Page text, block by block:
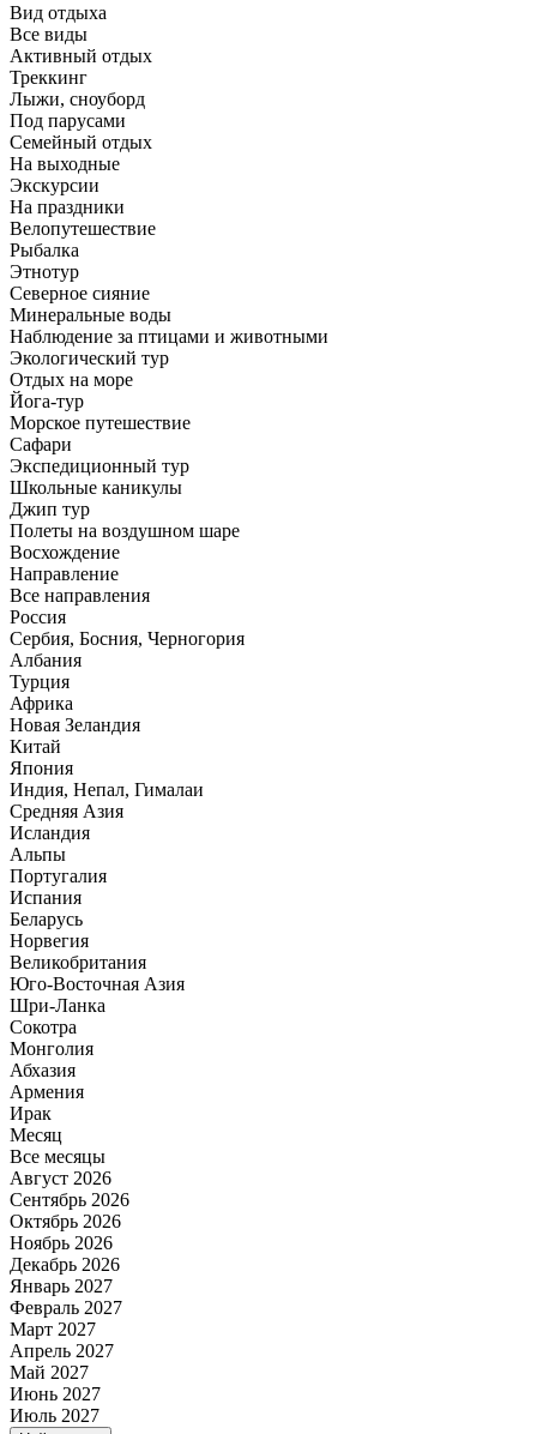
Вид отдыха
Все виды
Активный отдых
Треккинг
Лыжи, сноуборд
Под парусами
Семейный отдых
На выходные
Экскурсии
На праздники
Велопутешествие
Рыбалка
Этнотур
Северное сияние
Минеральные воды
Наблюдение за птицами и животными
Экологический тур
Отдых на море
Йога-тур
Морское путешествие
Сафари
Экспедиционный тур
Школьные каникулы
Джип тур
Полеты на воздушном шаре
Восхождение
Направлениe
Все направления
Россия
Сербия, Босния, Черногория
Албания
Турция
Африка
Новая Зеландия
Китай
Япония
Индия, Непал, Гималаи
Средняя Азия
Исландия
Альпы
Португалия
Испания
Беларусь
Норвегия
Великобритания
Юго-Восточная Азия
Шри-Ланка
Сокотра
Монголия
Абхазия
Армения
Ирак
Месяц
Все месяцы
Август 2026
Сентябрь 2026
Октябрь 2026
Ноябрь 2026
Декабрь 2026
Январь 2027
Февраль 2027
Март 2027
Апрель 2027
Май 2027
Июнь 2027
Июль 2027